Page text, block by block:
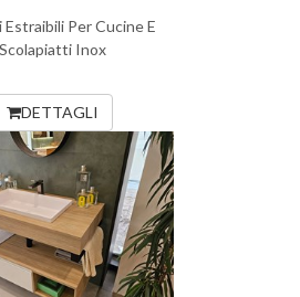
Per Cucine E
Scolapiatti Inox
DETTAGLI